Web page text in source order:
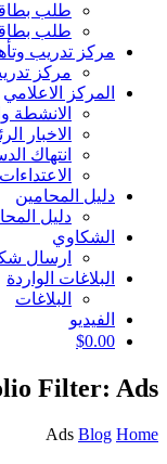
طلب
طلب
مركز تدريب
مركز
المركز الاعلامي
الانشطة
الاخبار
انتهاك
دليل المحامين
دليل
الشكاوي
ارسال
البلاغات الواردة
البلاغات
الفيديو
$0.00
Filter: Ads
Ads Blog Home